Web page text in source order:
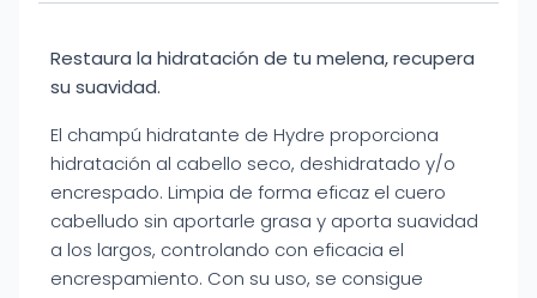
Restaura la hidratación de tu melena, recupera
su suavidad.
El champú hidratante de Hydre proporciona
hidratación al cabello seco, deshidratado y/o
encrespado. Limpia de forma eficaz el cuero
cabelludo sin aportarle grasa y aporta suavidad
a los largos, controlando con eficacia el
encrespamiento. Con su uso, se consigue